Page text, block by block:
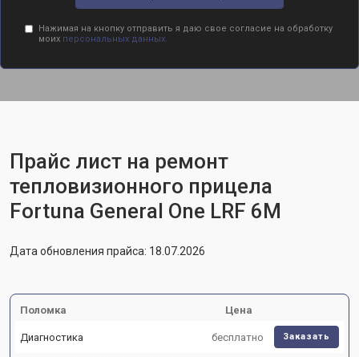
Нажимая на кнопку отправить я даю свое согласие на обработку
моих персональных данных.
Прайс лист на ремонт
тепловизионного прицела
Fortuna General One LRF 6M
Дата обновления прайса: 18.07.2026
Поломка Цена
Диагностика бесплатно Заказать